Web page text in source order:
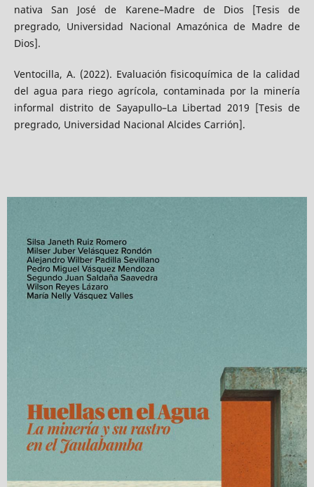
nativa San José de Karene–Madre de Dios [Tesis de
pregrado, Universidad Nacional Amazónica de Madre de
Dios].
Ventocilla, A. (2022). Evaluación fisicoquímica de la calidad
del agua para riego agrícola, contaminada por la minería
informal distrito de Sayapullo–La Libertad 2019 [Tesis de
pregrado, Universidad Nacional Alcides Carrión].